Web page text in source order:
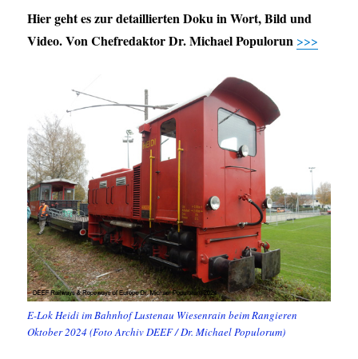
Hier geht es zur detaillierten Doku in Wort, Bild und
Video. Von Chefredaktor Dr. Michael Populorun >>>
E-Lok Heidi im Bahnhof Lustenau Wiesenrain beim Rangieren
Oktober 2024 (Foto Archiv DEEF / Dr. Michael Populorum)